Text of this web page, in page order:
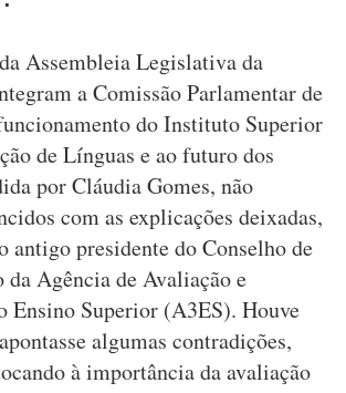
Assembleia Legislativa da
a Comissão Parlamentar de
do Instituto Superior
de Línguas e ao futuro dos
por Cláudia Gomes, não
com as explicações deixadas,
antigo presidente do Conselho de
Agência de Avaliação e
Ensino Superior (A3ES). Houve
algumas contradições,
à importância da avaliação